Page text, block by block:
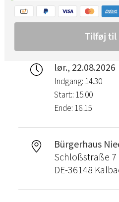
lør., 22.08.2026
Indgang: 14.30
Start:: 15.00
Ende: 16.15
Bürgerhaus
Schloßstraße 7
DE-36148